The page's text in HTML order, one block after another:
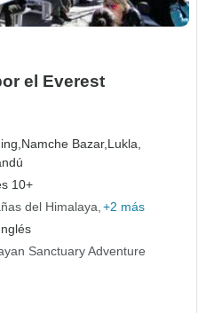
el Everest
Namche Bazar,Lukla,
10+
del Himalaya +2 más
Sanctuary Adventure